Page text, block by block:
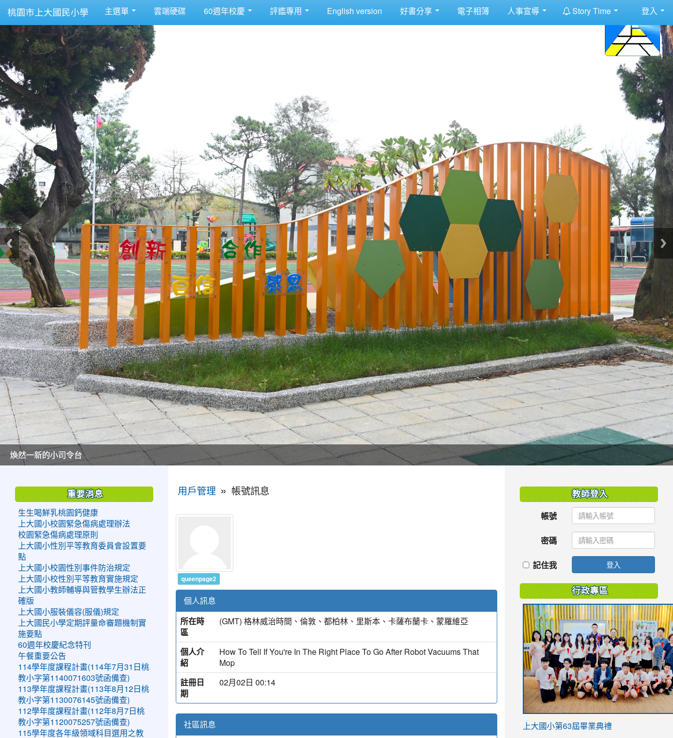
桃園市上大國民小學 主選單 雲端硬碟 60週年校慶 評鑑專用 English version 好書分享 電子相簿 人事宣導 Story Time 登入
美麗的操場是我們活力的來源
美麗的操場是我們活力的來源
煥然一新的小司令台
煥然一新的小司令台
富含桃園埤塘田園風光意象的中廊
富含桃園埤塘田園風光意象的中廊
嶄新的中庭廣場
嶄新的中庭廣場
水生池生生不息
水生池生生不息
用戶管理 » 帳號訊息
queenpage2
個人訊息
所在時
區
(GMT) 格林威治時間、倫敦、都柏林、里斯本、卡薩布蘭卡、蒙羅維亞
個人介
紹
How To Tell If You're In The Right Place To Go After Robot Vacuums That
Mop
註冊日
期
02月02日 00:14
社區訊息
重要消息
生生喝鮮乳桃園鈣健康
上大國小校園緊急傷病處理辦法
校園緊急傷病處理原則
上大國小性別平等教育委員會設置要
點
上大國小校園性別事件防治規定
上大國小校性別平等教育實施規定
上大國小教師輔導與管教學生辦法正
確版
上大國小服裝儀容(服儀)規定
上大國民小學定期評量命審題機制實
施要點
60週年校慶紀念特刊
午餐重要公告
114學年度課程計畫(114年7月31日桃
教小字第1140071603號函備查)
113學年度課程計畫(113年8月12日桃
教小字第1130076145號函備查)
112學年度課程計畫(112年8月7日桃
教小字第1120075257號函備查)
115學年度各年級領域科目選用之教
教師登入
帳號
密碼
記住我 登入
行政專區
link
上大國小第63屆畢業典禮